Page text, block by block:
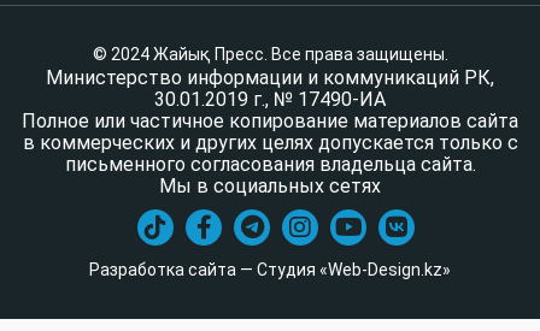
© 2024 Жайық Пресс. Все права защищены.
Министерство информации и коммуникаций РК,
30.01.2019 г., № 17490-ИА
Полное или частичное копирование материалов сайта
в коммерческих и других целях допускается только с
письменного согласования владельца сайта.
Мы в социальных сетях
Разработка сайта — Студия «Web-Design.kz»